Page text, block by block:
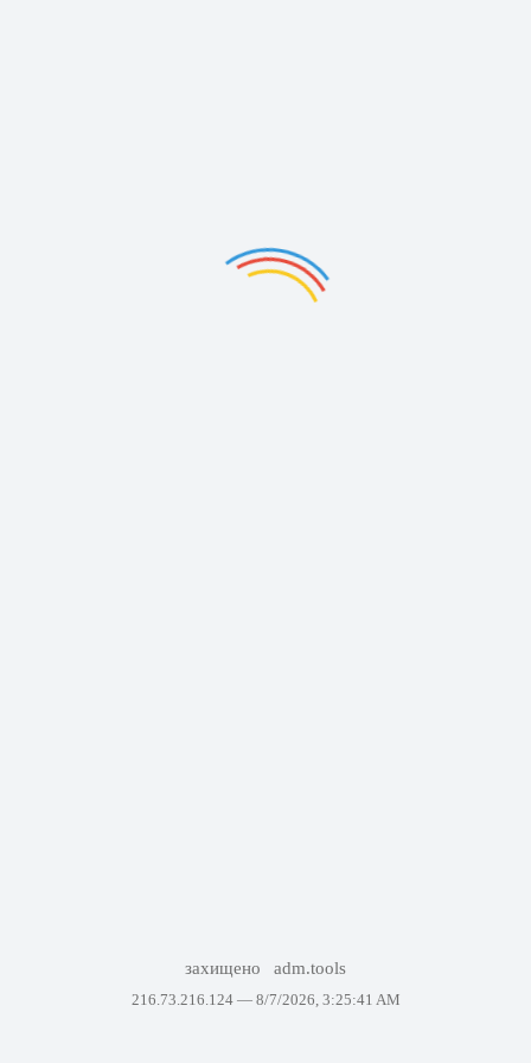
захищено adm.tools
216.73.216.124 — 8/7/2026, 3:25:41 AM